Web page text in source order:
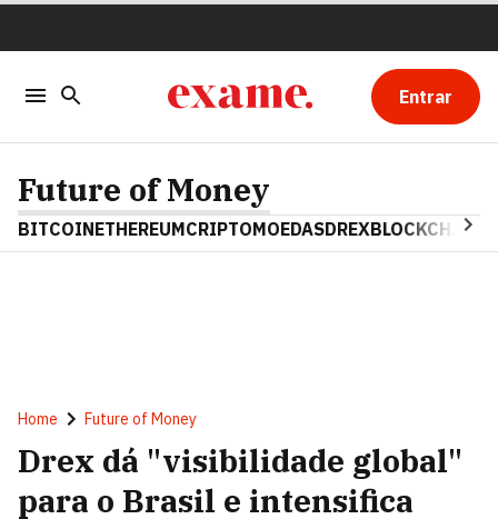
Entrar
Future of Money
BITCOINETHEREUMCRIPTOMOEDASDREXBLOCKCHAIN
Home Future of Money
Drex dá "visibilidade global"
para o Brasil e intensifica